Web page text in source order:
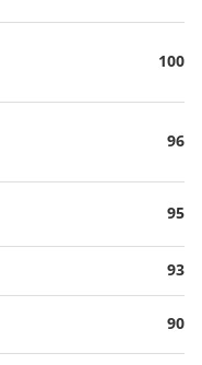
100
96
95
93
90